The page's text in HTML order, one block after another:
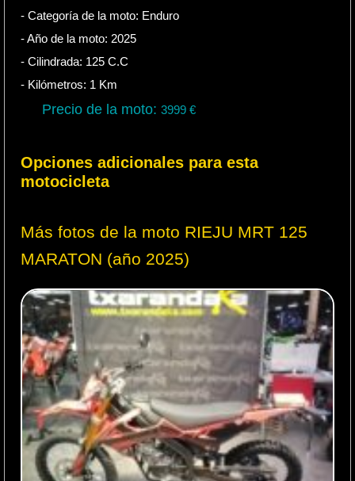
- Categoría de la moto: Enduro
- Año de la moto: 2025
- Cilindrada: 125 C.C
- Kilómetros: 1 Km
Precio de la moto: 3999€
Opciones adicionales para esta
motocicleta
Más fotos de la moto RIEJU MRT 125
MARATON (año 2025)